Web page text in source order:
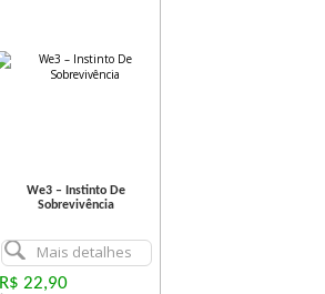
We3 – Instinto De
Sobrevivência
Mais detalhes
R$ 22,90